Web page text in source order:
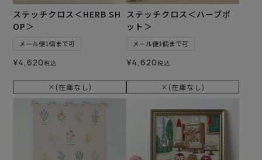
ステッチクロス＜HERB SH
OP＞
メール便1個まで可
¥4,620税込
×(在庫なし)
ステッチクロス＜ハーブポ
ット＞
メール便1個まで可
¥4,620税込
×(在庫なし)